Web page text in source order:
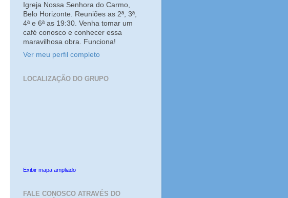
Igreja Nossa Senhora do Carmo,
Belo Horizonte. Reuniões as 2ª, 3ª,
4ª e 6ª as 19:30. Venha tomar um
café conosco e conhecer essa
maravilhosa obra. Funciona!
Ver meu perfil completo
LOCALIZAÇÃO DO GRUPO
Exibir mapa ampliado
FALE CONOSCO ATRAVÉS DO